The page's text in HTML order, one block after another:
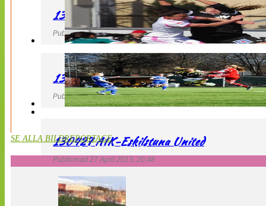
130427 IF Limhamn Bunkeflo – QBIK
Publicerad 27 April 2013, 21:10
130427 LdB FC Malmö – Mallbackens IF
Publicerad 27 April 2013, 20:54
130427 AIK-Eskilstuna United
Publicerad 27 April 2013, 20:48
SE ALLA BILDREPORTAGE